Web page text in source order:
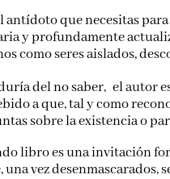
antídoto que necesitas
y profundamente
como seres aislados,
del no saber, el
a que, tal y como
sobre la existencia o
libro es una invitación
una vez